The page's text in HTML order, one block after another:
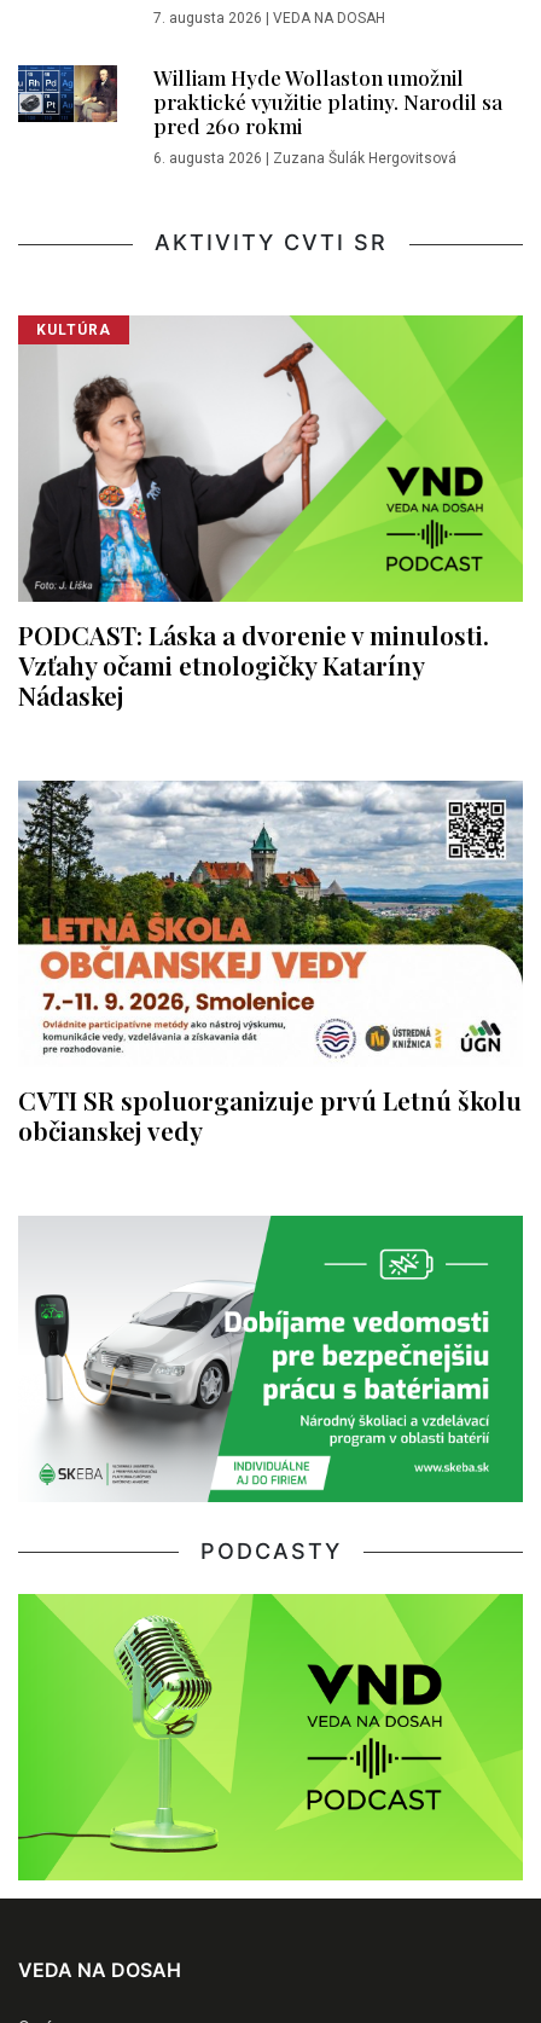
7. augusta 2026 VEDA NA DOSAH
William Hyde Wollaston umožnil
praktické využitie platiny. Narodil sa
pred 260 rokmi
6. augusta 2026 Zuzana Šulák Hergovitsová
AKTIVITY CVTI SR
KULTÚRA
PODCAST: Láska a dvorenie v minulosti.
Vzťahy očami etnologičky Kataríny
Nádaskej
CVTI SR spoluorganizuje prvú Letnú školu
občianskej vedy
PODCASTY
VEDA NA DOSAH